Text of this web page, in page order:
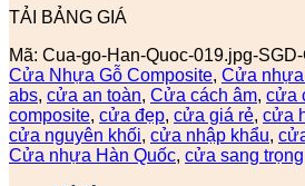
TẢI BẢNG GIÁ
Mã: Cua-go-Han-Quoc-019.jpg-
Cửa Nhựa Gỗ Composite, Cửa
abs, cửa an toàn, Cửa cách âm, cửa
composite, cửa đẹp, cửa giá rẻ, cửa
cửa nguyên khối, cửa nhập khẩu,
Cửa nhựa Hàn Quốc, cửa sang trọng